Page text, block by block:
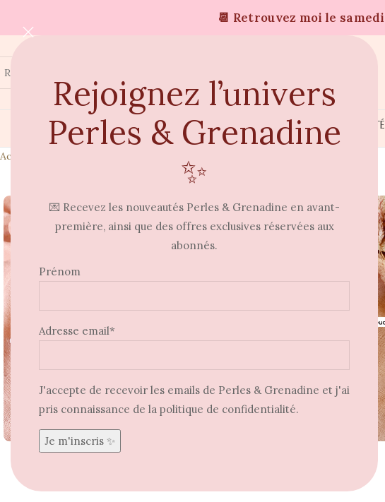
Rejoignez l’univers
Perles & Grenadine
✨
💌 Recevez les nouveautés Perles & Grenadine en avant-
première, ainsi que des offres exclusives réservées aux
abonnés.
Prénom
Adresse email*
J'accepte de recevoir les emails de Perles & Grenadine et j'ai
pris connaissance de la politique de confidentialité.
📆 Retrouvez moi le
Accueil
Agrandir